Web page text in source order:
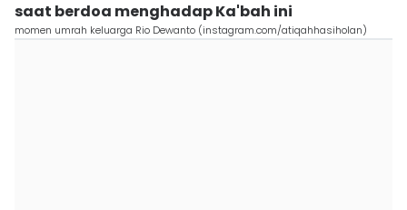
saat berdoa menghadap Ka'bah ini
momen umrah keluarga Rio Dewanto (instagram.com/atiqahhasiholan)